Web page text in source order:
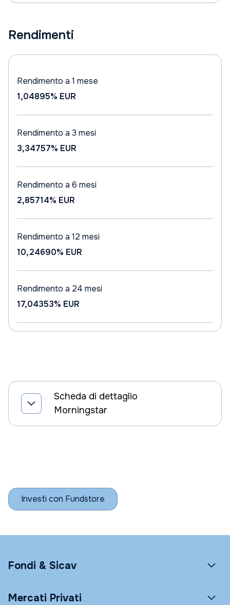
Rendimenti
Rendimento a 1 mese
1,04895% EUR
Rendimento a 3 mesi
3,34757% EUR
Rendimento a 6 mesi
2,85714% EUR
Rendimento a 12 mesi
10,24690% EUR
Rendimento a 24 mesi
17,04353% EUR
Scheda di dettaglio
Morningstar
Investi con Fundstore
Fondi & Sicav
Mercati Privati